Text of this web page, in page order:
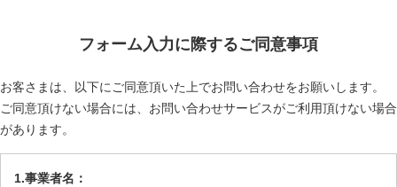
フォーム入力に際するご同意事項
お客さまは、以下にご同意頂いた上でお問い合わせをお願いします。
ご同意頂けない場合には、お問い合わせサービスがご利用頂けない場合
があります。
1.事業者名：